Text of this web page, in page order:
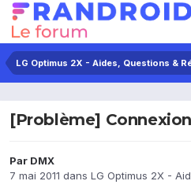
LG Optimus 2X - Aides, Questions &
[Problème]
Par DMX
7 mai 2011 dans LG Optimus 2X -